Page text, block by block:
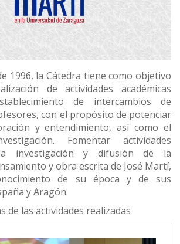
1996, la Cátedra tiene como objetivo
de actividades académicas
de intercambios de
con el propósito de potenciar
y entendimiento, así como el
Fomentar actividades
investigación y difusión de la
y obra escrita de José Martí,
de su época y de sus
y Aragón.
de las actividades realizadas